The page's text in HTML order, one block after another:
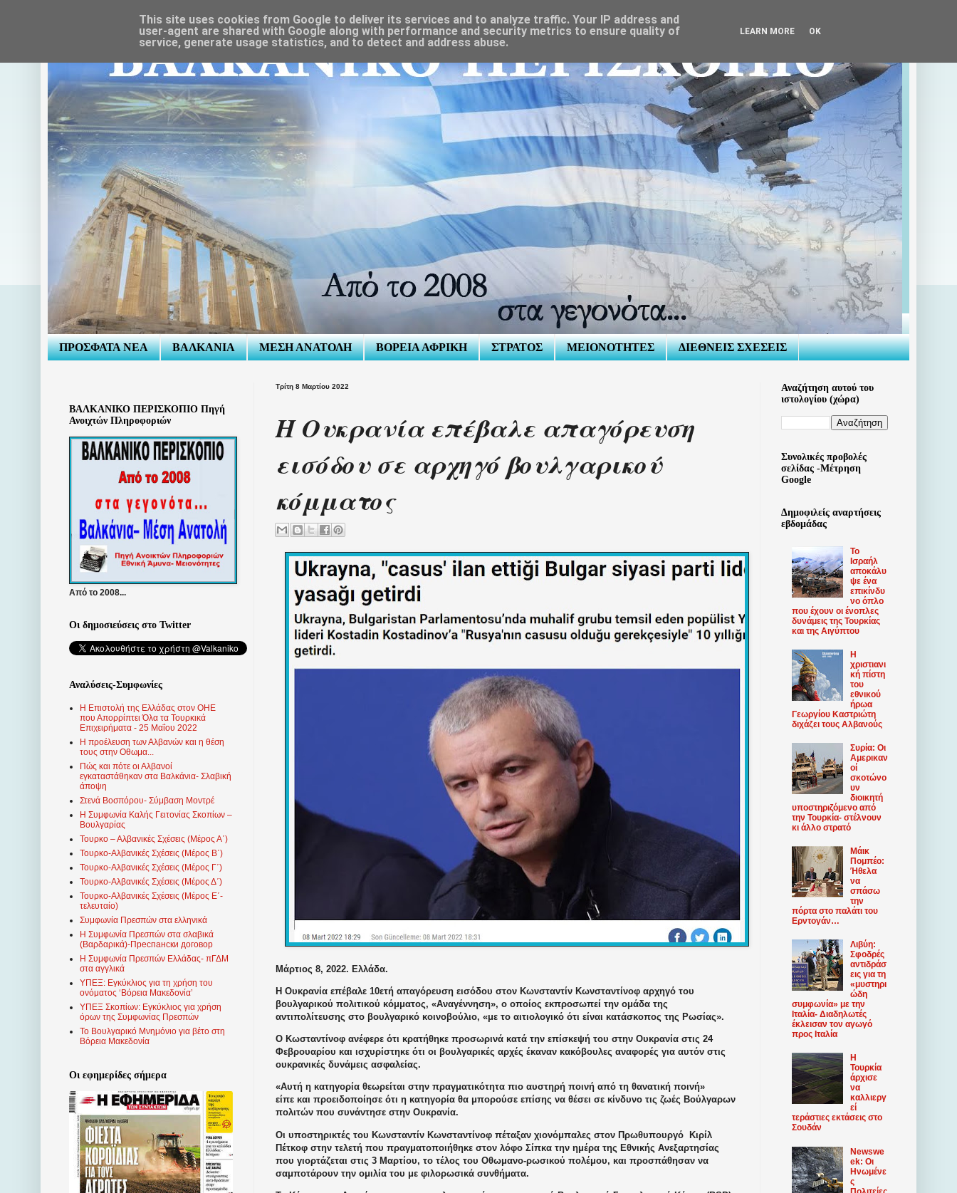
ΠΡΟΣΦΑΤΑ ΝΕΑ ΒΑΛΚΑΝΙΑ ΜΕΣΗ ΑΝΑΤΟΛΗ ΒΟΡΕΙΑ ΑΦΡΙΚΗ ΣΤΡΑΤΟΣ ΜΕΙΟΝΟΤΗΤΕΣ ΔΙΕΘΝΕΙΣ ΣΧΕΣΕΙΣ
Τρίτη 8 Μαρτίου 2022
Η Ουκρανία επέβαλε απαγόρευση
εισόδου σε αρχηγό βουλγαρικού
κόμματος
Μάρτιος 8, 2022. Ελλάδα.
Η Ουκρανία επέβαλε 10ετή απαγόρευση εισόδου στον Κωνσταντίν Κωνσταντίνοφ αρχηγό του
βουλγαρικού πολιτικού κόμματος, «Αναγέννηση», ο οποίος εκπροσωπεί την ομάδα της
αντιπολίτευσης στο βουλγαρικό κοινοβούλιο, «με το αιτιολογικό ότι είναι κατάσκοπος της Ρωσίας».
Ο Κωσταντίνοφ ανέφερε ότι κρατήθηκε προσωρινά κατά την επίσκεψή του στην Ουκρανία στις 24
Φεβρουαρίου και ισχυρίστηκε ότι οι βουλγαρικές αρχές έκαναν κακόβουλες αναφορές για αυτόν στις
ουκρανικές δυνάμεις ασφαλείας.
«Αυτή η κατηγορία θεωρείται στην πραγματικότητα πιο αυστηρή ποινή από τη θανατική ποινή»
είπε και προειδοποίησε ότι η κατηγορία θα μπορούσε επίσης να θέσει σε κίνδυνο τις ζωές Βούλγαρων
πολιτών που συνάντησε στην Ουκρανία.
Οι υποστηρικτές του Κωνσταντίν Κωνσταντίνοφ πέταξαν χιονόμπαλες στον Πρωθυπουργό Κιρίλ
Πέτκοφ στην τελετή που πραγματοποιήθηκε στον λόφο Σίπκα την ημέρα της Εθνικής Ανεξαρτησίας
που γιορτάζεται στις 3 Μαρτίου, το τέλος του Οθωμανο-ρωσικού πολέμου, και προσπάθησαν να
σαμποτάρουν την ομιλία του με φιλορωσικά συνθήματα.
ΒΑΛΚΑΝΙΚΟ ΠΕΡΙΣΚΟΠΙΟ Πηγή
Ανοιχτών Πληροφοριών
Από το 2008...
Οι δημοσιεύσεις στο Twitter
Αναλύσεις-Συμφωνίες
Η Επιστολή της Ελλάδας στον ΟΗΕ
που Απορρίπτει Όλα τα Τουρκικά
Επιχειρήματα - 25 Μαΐου 2022
Η προέλευση των Αλβανών και η θέση
τους στην Οθωμα...
Πώς και πότε οι Αλβανοί
εγκαταστάθηκαν στα Βαλκάνια- Σλαβική
άποψη
Στενά Βοσπόρου- Σύμβαση Μοντρέ
Η Συμφωνία Καλής Γειτονίας Σκοπίων –
Βουλγαρίας
Τουρκο – Αλβανικές Σχέσεις (Mέρος Α΄)
Τουρκο-Αλβανικές Σχέσεις (Μέρος Β΄)
Τουρκο-Αλβανικές Σχέσεις (Μέρος Γ΄)
Τουρκο-Αλβανικές Σχέσεις (Μέρος Δ΄)
Τουρκο-Αλβανικές Σχέσεις (Μέρος Ε΄-
τελευταίο)
Συμφωνία Πρεσπών στα ελληνικά
Η Συμφωνία Πρεσπών στα σλαβικά
(Βαρδαρικά)-Преспански договор
Η Συμφωνία Πρεσπών Ελλάδας- πΓΔΜ
στα αγγλικά
ΥΠΕΞ: Εγκύκλιος για τη χρήση του
ονόματος ‘Βόρεια Μακεδονία’
ΥΠΕΞ Σκοπίων: Εγκύκλιος για χρήση
όρων της Συμφωνίας Πρεσπών
Το Βουλγαρικό Μνημόνιο για βέτο στη
Βόρεια Μακεδονία
Οι εφημερίδες σήμερα
Αναζήτηση αυτού του
ιστολογίου (χώρα)
Συνολικές προβολές
σελίδας -Μέτρηση
Google
Δημοφιλείς αναρτήσεις
εβδομάδας
Το
Ισραήλ
αποκάλυ
ψε ένα
επικίνδυ
νο όπλο
που έχουν οι ένοπλες
δυνάμεις της Τουρκίας
και της Αιγύπτου
Η
χριστιανι
κή πίστη
του
εθνικού
ήρωα
Γεωργίου Καστριώτη
διχάζει τους Αλβανούς
Συρία: Οι
Αμερικαν
οί
σκοτώνο
υν
διοικητή
υποστηριζόμενο από
την Τουρκία- στέλνουν
κι άλλο στρατό
Μάικ
Πομπέο:
Ήθελα
να
σπάσω
την
πόρτα στο παλάτι του
Ερντογάν…
Λιβύη:
Σφοδρές
αντιδράσ
εις για τη
«μυστηρι
ώδη
συμφωνία» με την
Ιταλία- Διαδηλωτές
έκλεισαν τον αγωγό
προς Ιταλία
Η
Τουρκία
άρχισε
να
καλλιεργ
εί
τεράστιες εκτάσεις στο
Σουδάν
Newswe
ek: Οι
Ηνωμένε
ς
This site uses cookies from Google to deliver its services and to analyze traffic. Your IP address and
user-agent are shared with Google along with performance and security metrics to ensure quality of
service, generate usage statistics, and to detect and address abuse.
LEARN MORE OK